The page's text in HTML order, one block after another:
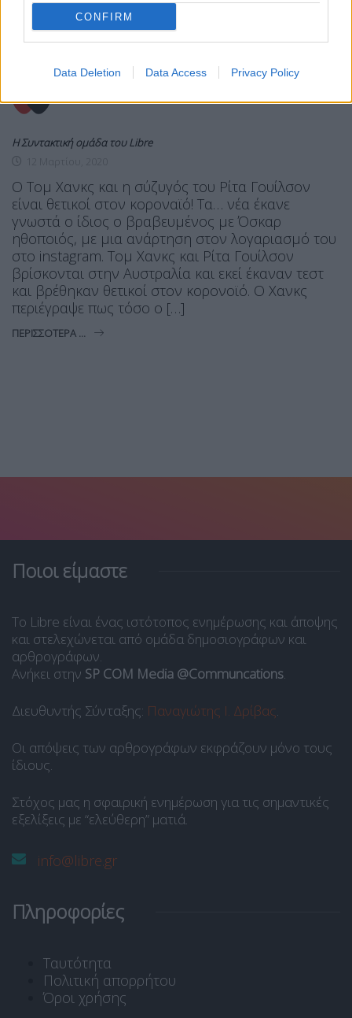
CONFIRM
Data Deletion Data Access Privacy Policy
LIFE ΘΈΜΑ 1
Θετικοί στον κοροναϊό Τομ Χάνκς και
Η Συντακτική ομάδα του Libre
Ο Τομ Χανκς και η σύζυγός του Ρίτα Γουίλσον
είναι θετικοί στον κοροναϊό! Τα… νέα έκανε
γνωστά ο ίδιος ο βραβευμένος με Όσκαρ
ηθοποιός, με μια ανάρτηση στον λογαριασμό του
στο instagram. Τομ Χανκς και Ρίτα Γουίλσον
βρίσκονται στην Αυστραλία και εκεί έκαναν τεστ
και βρέθηκαν θετικοί στον κορονοϊό. Ο Χανκς
περιέγραψε πως τόσο ο […]
ΠΕΡΙΣΣΌΤΕΡΑ ...
Ποιοι είμαστε
Το Libre είναι ένας ιστότοπος ενημέρωσης και άποψης
και στελεχώνεται από ομάδα δημοσιογράφων και
αρθρογράφων.
Ανήκει στην SP COM Media @Communcations.
Διευθυντής Σύνταξης: Παναγιώτης Ι. Δρίβας.
Οι απόψεις των αρθρογράφων εκφράζουν μόνο τους
ίδιους.
Στόχος μας η σφαιρική ενημέρωση για τις σημαντικές
εξελίξεις με “ελεύθερη” ματιά.
info@libre.gr
Πληροφορίες
Ταυτότητα
Πολιτική απορρήτου
Όροι χρήσης